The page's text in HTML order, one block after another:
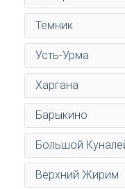
Темник
Усть-Урма
Харгана
Барыкино
Большой
Верхний Жирим